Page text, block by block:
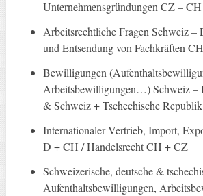
Unternehmensgründungen CZ – CH
Arbeitsrechtliche Fragen Schweiz –
und Entsendung von Fachkräften
Bewilligungen
Arbeitsbewilligungen…) Schweiz –
& Schweiz + Tschechische Republik
Internationaler Vertrieb, Import,
D + CH / Handelsrecht CH + CZ
Schweizerische, deutsche &
Aufenthaltsbewilligungen,